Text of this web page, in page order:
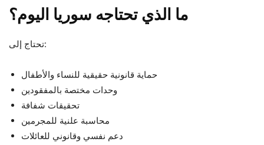
ما الذي تحتاجه سوريا اليوم؟
تحتاج إلى:
حماية قانونية حقيقية للنساء والأطفال
وحدات مختصة بالمفقودين
تحقيقات شفافة
محاسبة علنية للمجرمين
دعم نفسي وقانوني للعائلات